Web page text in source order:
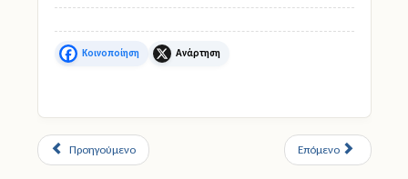
Facebook X
Προηγούμενο Επόμενο